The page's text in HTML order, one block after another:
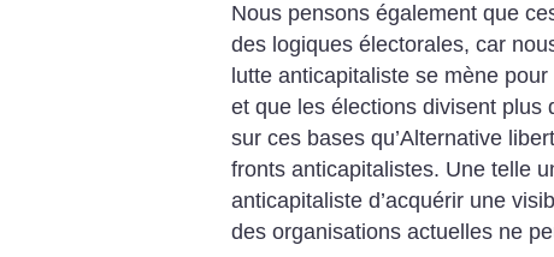
Nous pensons également que
des logiques électorales, car
lutte anticapitaliste se mène pour
et que les élections divisent plus
sur ces bases qu’Alternative
fronts anticapitalistes. Une telle
anticapitaliste d’acquérir une
des organisations actuelles ne